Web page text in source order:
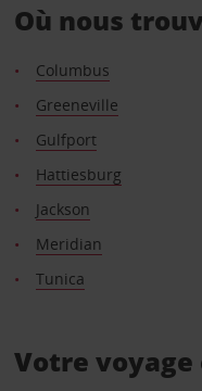
Où nous
Columbus
Greeneville
Gulfport
Hattiesburg
Jackson
Meridian
Tunica
Votre voyage